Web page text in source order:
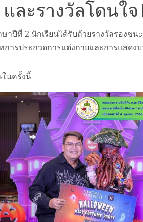
ละรางวัลโดนใจ
ที่ 2 นักเรียนได้รับถ้วยรางวัลรองชน
ารประกวดการแต่งกายและการแสดง
ในครั้งนี้